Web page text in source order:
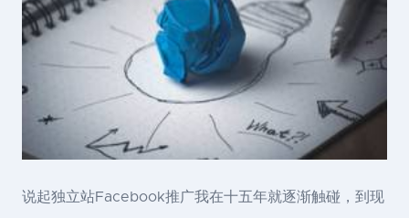
说起独立站Facebook推广我在十五年就逐渐触碰，到现